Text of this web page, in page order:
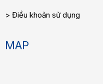
Điều khoản sử dụng
MAP